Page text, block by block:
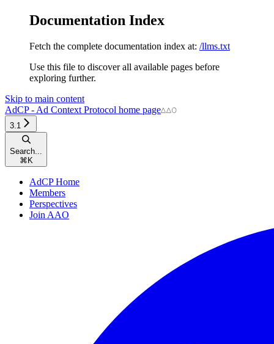
Documentation Index
Fetch the complete documentation index at: /llms.txt
Use this file to discover all available pages before
exploring further.
Skip to main content
AdCP - Ad Context Protocol home page
3.1
Search...
⌘ K
AdCP Home
Members
Perspectives
Join AAO